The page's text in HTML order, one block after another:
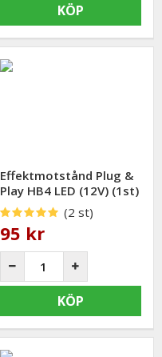
KÖP
Effektmotstånd Plug &
Play HB4 LED (12V) (1st)
(2 st)
95 kr
KÖP